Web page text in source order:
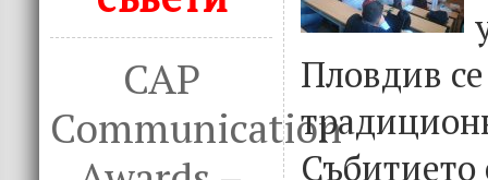
CAP
Communication
Пловдив
Събитието